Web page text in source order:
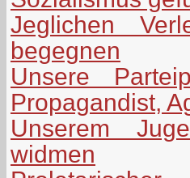
Jeglichen
begegnen
Unsere
Propagandist,
Unserem
widmen